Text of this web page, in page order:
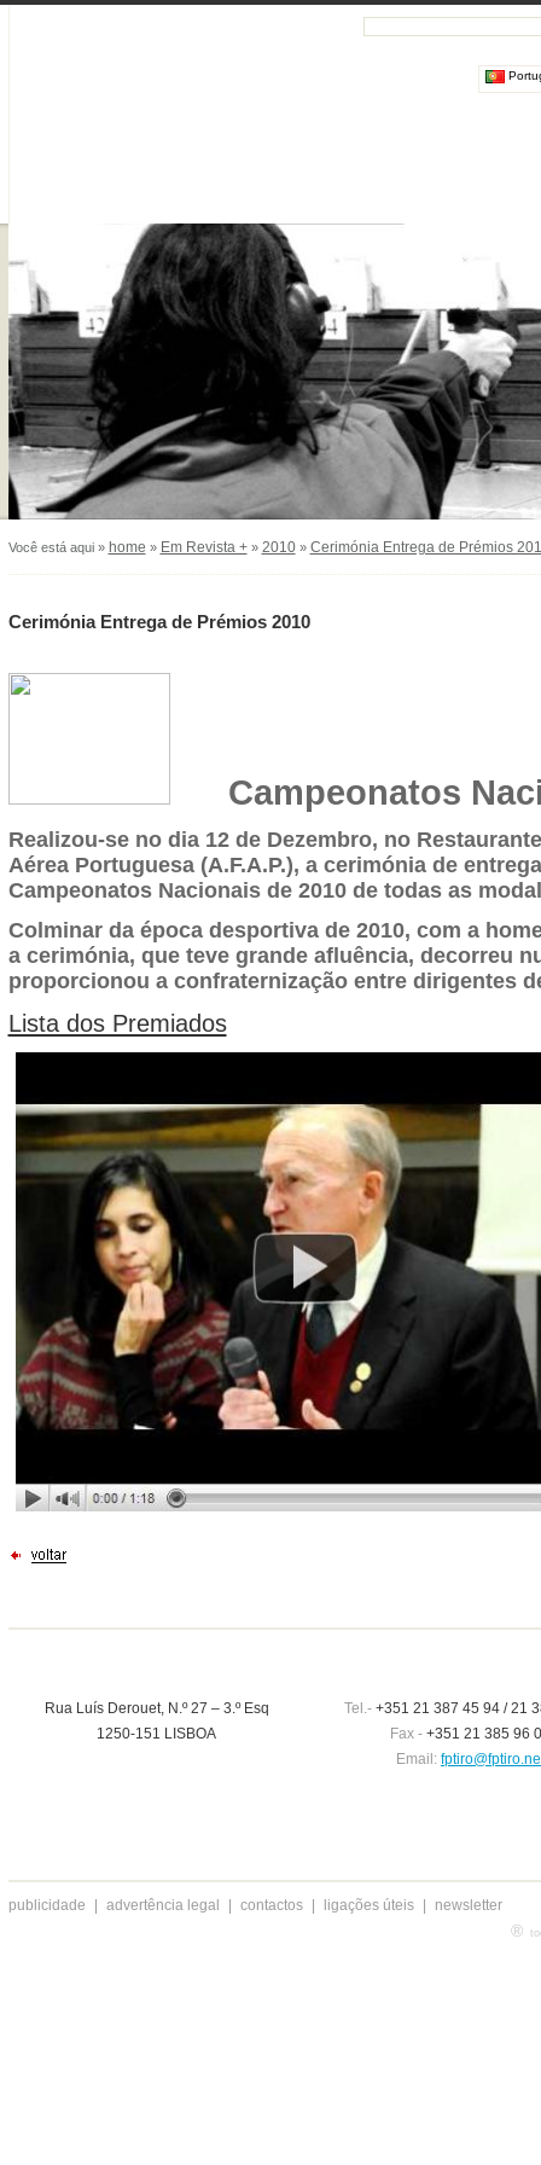
Você está aqui » home » Em Revista +» 2010» Cerimónia Entrega de Prémios
Cerimónia Entrega de Prémios 2010
Campeonatos
Realizou-se no dia 12 de Dezembro, no
Aérea Portuguesa (A.F.A.P.), a cerimónia de
Campeonatos Nacionais de 2010 de todas as
Colminar da época desportiva de 2010, com a
acerimónia, que teve grande afluência, decorreu
proporcionou a confraternização entre dirigentes
Lista dos Premiados
Rua Luís Derouet, N.º 27 – 3.º Esq
1250-151 LISBOA
Tel.-+351 21 387 45 94 / 21
Fax - +351 21 385 96
Email:
publicidade advertência legal contactos ligações úteis newsletter
®